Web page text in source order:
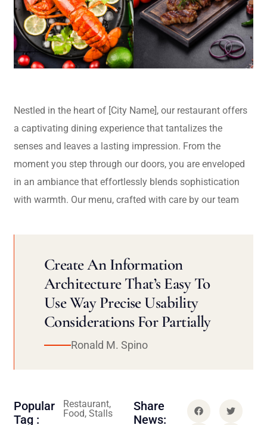
Nestled in the heart of [City Name], our restaurant offers
a captivating dining experience that tantalizes the
senses and leaves a lasting impression. From the
moment you step through our doors, you are enveloped
in an ambiance that effortlessly blends sophistication
with warmth. Our menu, crafted with care by our team
Create An Information
Architecture That’s Easy To
Use Way Precise Usability
Considerations For Partially
Ronald M. Spino
Popular
Tag :
Restaurant,
Food, Stalls
Share
News: